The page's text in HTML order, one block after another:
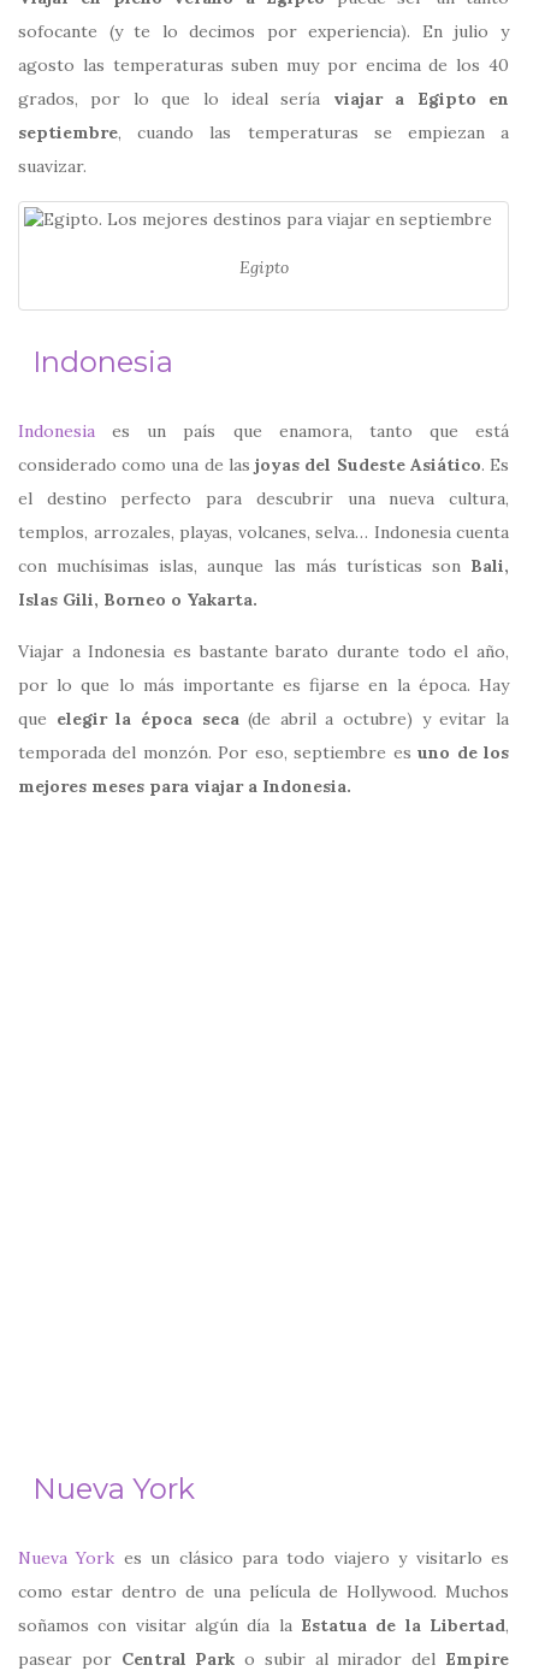
sofocante (y te lo decimos por experiencia). En julio y
agosto las temperaturas suben muy por encima de los 40
grados, por lo que lo ideal sería viajar a Egipto en
septiembre, cuando las temperaturas se empiezan a
suavizar.
Egipto
Indonesia
Indonesia es un país que enamora, tanto que está
considerado como una de lasjoyas del Sudeste Asiático. Es
el destino perfecto para descubrir una nueva cultura,
templos, arrozales, playas, volcanes, selva… Indonesia cuenta
con muchísimas islas, aunque las más turísticas son Bali,
Islas Gili, Borneo o Yakarta.
Viajar a Indonesia es bastante barato durante todo el año,
por lo que lo más importante es fijarse en la época. Hay
que elegir la época seca(de abril a octubre) y evitar la
temporada del monzón. Por eso, septiembre esuno de los
mejores meses para viajar a Indonesia.
Nueva York
Nueva York es un clásico para todo viajero y visitarlo es
como estar dentro de una película de Hollywood. Muchos
soñamos con visitar algún día la Estatua de la Libertad,
pasear por Central Park o subir al mirador del Empire